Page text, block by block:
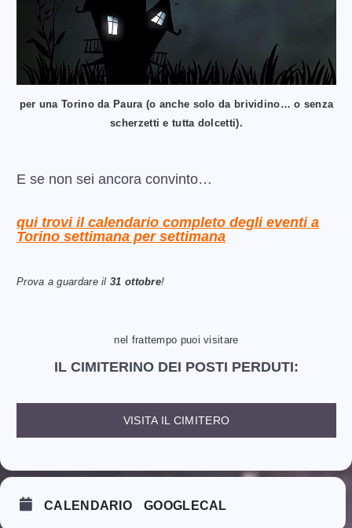
per una Torino da Paura (o anche solo da brividino… o senza
scherzetti e tutta dolcetti).
E se non sei ancora convinto…
qui trovi il calendario completo degli eventi a
Torino settimana per settimana
Prova a guardare il 31 ottobre!
nel frattempo puoi visitare
IL CIMITERINO DEI POSTI PERDUTI:
VISITA IL CIMITERO
CALENDARIO GOOGLECAL